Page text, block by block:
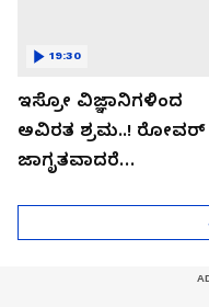
ಇಸ್ರೋ ವಿಜ್ಞಾನಿಗಳಿಂದ
ಅವಿರತ ಶ್ರಮ..! ರೋವರ್
ಜಾಗೃತವಾದರೆ
19:30